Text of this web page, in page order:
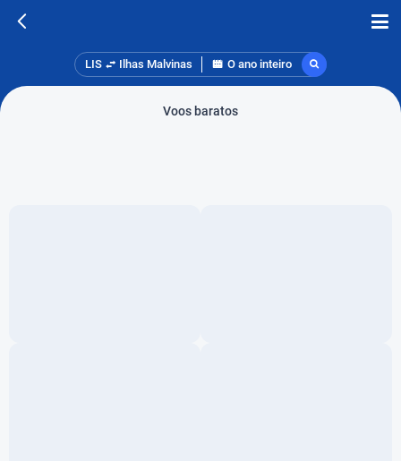
LIS Ilhas Malvinas O ano inteiro
Voos baratos